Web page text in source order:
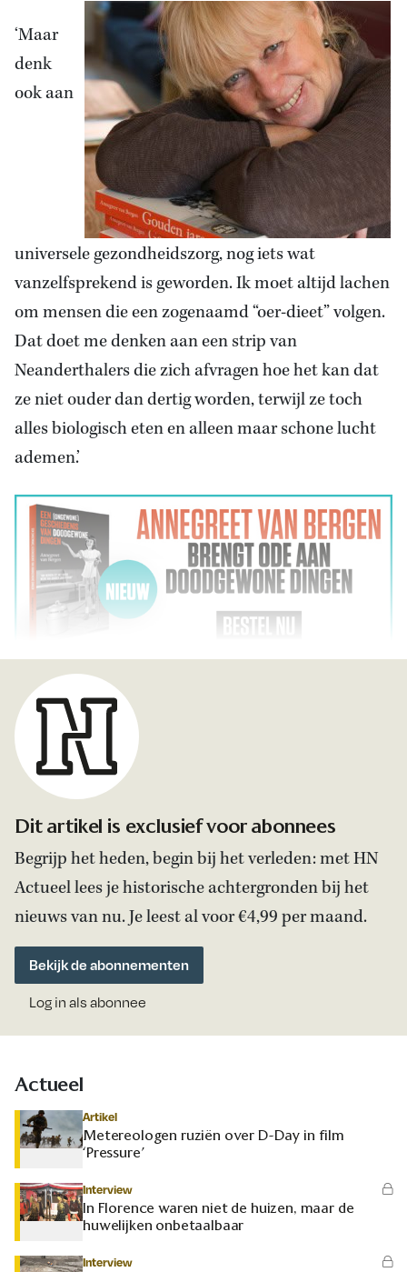
‘Maar
denk
ook aan
universele gezondheidszorg, nog iets wat
vanzelfsprekend is geworden. Ik moet altijd lachen
om mensen die een zogenaamd “oer-dieet” volgen.
Dat doet me denken aan een strip van
Neanderthalers die zich afvragen hoe het kan dat
ze niet ouder dan dertig worden, terwijl ze toch
alles biologisch eten en alleen maar schone lucht
ademen.’
Dit artikel is exclusief voor abonnees
Begrijp het heden, begin bij het verleden: met HN
Actueel lees je historische achtergronden bij het
nieuws van nu. Je leest al voor €4,99 per maand.
Bekijk de abonnementen
Log in als abonnee
Actueel
Artikel
Metereologen ruziën over D-Day in film
‘Pressure’
Interview
In Florence waren niet de huizen, maar de
huwelijken onbetaalbaar
Interview